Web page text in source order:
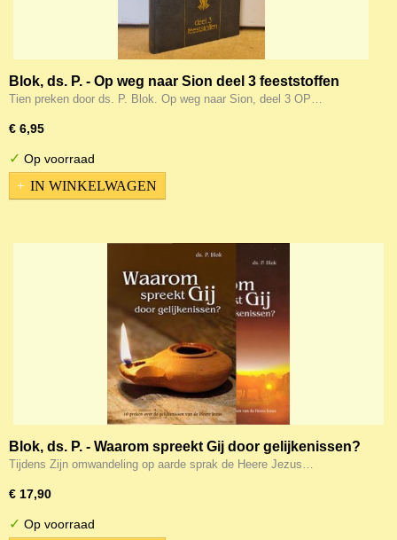
Blok, ds. P. - Op weg naar Sion deel 3 feeststoffen
Tien preken door ds. P. Blok. Op weg naar Sion, deel 3 OP…
€ 6,95
✓ Op voorraad
IN WINKELWAGEN
Blok, ds. P. - Waarom spreekt Gij door gelijkenissen?
Tijdens Zijn omwandeling op aarde sprak de Heere Jezus…
€ 17,90
✓ Op voorraad